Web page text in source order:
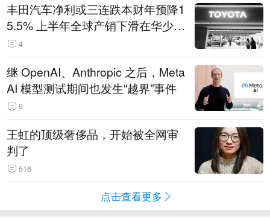
丰田汽车净利或三连跌本财年预降1
5.5% 上半年全球产销下滑在华少卖
14.3万辆
4
继 OpenAI、Anthropic 之后，Meta
AI 模型测试期间也发生“越界”事件
9
王虹的顶级奢侈品，开始被全网审
判了
516
点击查看更多